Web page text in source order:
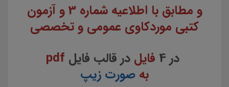
و مطابق با اطلاعیه شماره 3 و آزمون
کتبی موردکاوی عمومی و تخصصی
در 4
فایل در قالب فایل pdf
به صورت زیپ